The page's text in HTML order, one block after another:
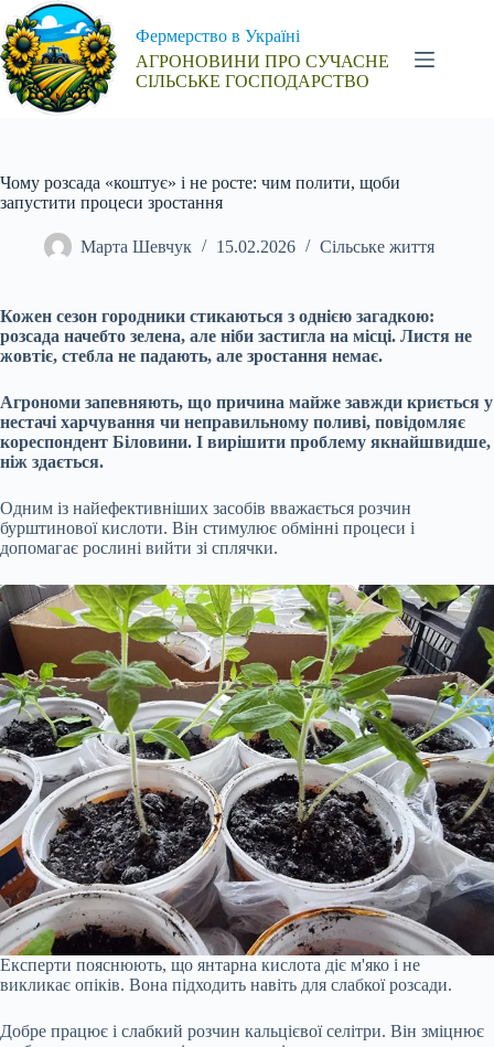
Перейти
до
вмісту
Фермерство в Україні
АГРОНОВИНИ ПРО СУЧАСНЕ
СІЛЬСЬКЕ ГОСПОДАРСТВО
Чому розсада «коштує» і не росте: чим полити, щоби
запустити процеси зростання
Марта Шевчук 15.02.2026 Сільське життя
Кожен сезон городники стикаються з однією загадкою:
розсада начебто зелена, але ніби застигла на місці. Листя не
жовтіє, стебла не падають, але зростання немає.
Агрономи запевняють, що причина майже завжди криється у
нестачі харчування чи неправильному поливі, повідомляє
кореспондент Біловини. І вирішити проблему якнайшвидше,
ніж здається.
Одним із найефективніших засобів вважається розчин
бурштинової кислоти. Він стимулює обмінні процеси і
допомагає рослині вийти зі сплячки.
Експерти пояснюють, що янтарна кислота діє м'яко і не
викликає опіків. Вона підходить навіть для слабкої розсади.
Добре працює і слабкий розчин кальцієвої селітри. Він зміцнює